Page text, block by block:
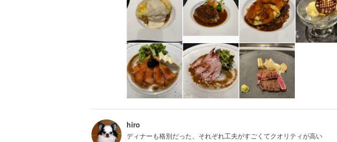
hiro
ディナーも格別だった、それぞれ工夫がすごくてクオリティが高い